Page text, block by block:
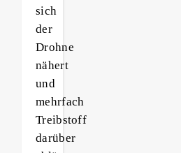
sich
der
Drohne
nähert
und
mehrfach
Treibstoff
darüber